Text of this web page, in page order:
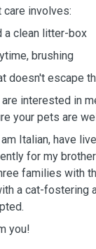
care involves:
a clean litter-box
brushing
doesn't escape
interested in
your pets are
Italian, have
for my
families with
a cat-fostering
you!